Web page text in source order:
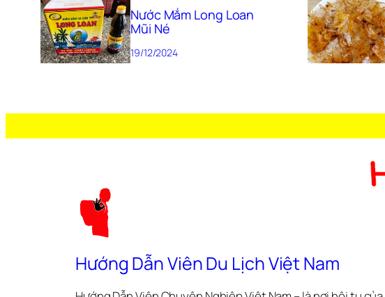
Nước Mắm Long Loan
Mũi Né
19/12/2024
Hướng Dẫn Viên Du Lịch Việt Nam